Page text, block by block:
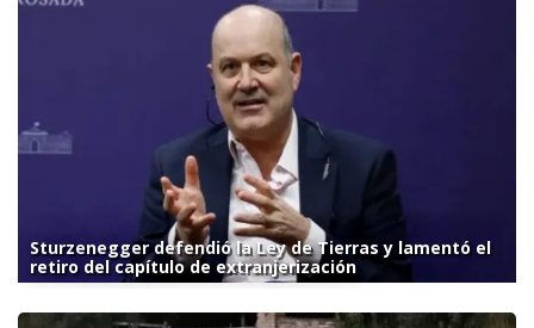
Sturzenegger defendió la Ley de Tierras y lamentó el
retiro del capítulo de extranjerización